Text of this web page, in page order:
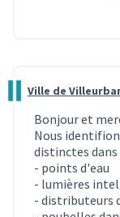
Commentaire 3425
Ville de
Bonjour et
Nous
distinctes
- points d'eau
- lumières
- distributeurs